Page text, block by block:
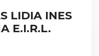
LIDIA INES
E.I.R.L.